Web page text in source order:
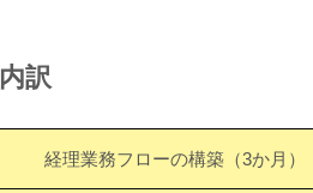
内訳
経理業務フローの構築（3か月）